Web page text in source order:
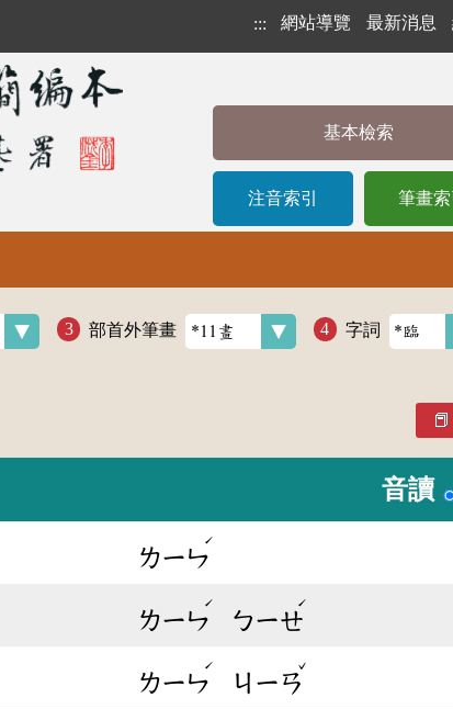
::: 網站導覽 最新消息
基本檢索
注音索引 筆畫索
部首外筆畫 字詞
音讀
ㄌㄧㄣ
ˊ
ㄌㄧㄣ
ˊ
ㄅㄧㄝ
ˊ
ㄌㄧㄣ
ˊ
ㄐㄧㄢ
ˇ